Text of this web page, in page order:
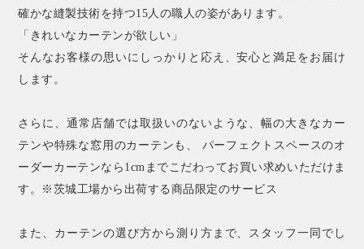
確かな縫製技術を持つ15人の職人の姿があります。
「きれいなカーテンが欲しい」
そんなお客様の思いにしっかりと応え、安心と満足をお届け
します。
さらに、通常店舗では取扱いのないような、幅の大きなカー
テンや特殊な窓用のカーテンも、 パーフェクトスペースのオ
ーダーカーテンなら1cmまでこだわってお買い求めいただけま
す。※茨城工場から出荷する商品限定のサービス
また、カーテンの選び方から測り方まで、スタッフ一同でし